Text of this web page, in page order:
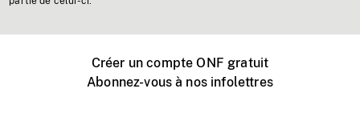
Créer un compte ONF gratuit
Abonnez-vous à nos infolettres